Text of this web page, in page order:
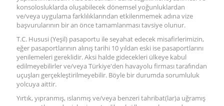
konsolosluklarda oluşabilecek dönemsel yoğunluklardan
ve/veya uygulama farklılıklarından etkilenmemek adına vize
başvurularının bir an önce tamamlanması tavsiye olunur.
T.C. Hususi (Yeşil) pasaportu ile seyahat edecek misafirlerimizin,
eğer pasaportlarının alınış tarihi 10 yıldan eski ise pasaportlarını
yenilemeleri gereklidir. Aksi halde gidecekleri ülkeye kabul
edilmeyebilirler ve/veya Türkiye'den havayolu firması tarafından
uçuşları gerçekleştirilmeyebilir. Böyle bir durumda sorumluluk
yolcuya aittir.
Yırtık, yıpranmış, ıslanmış ve/veya benzeri tahribat(lar)a uğramış